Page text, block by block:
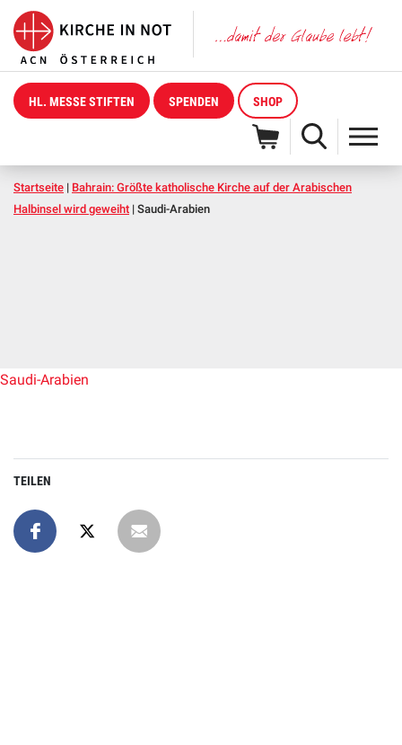
HL. MESSE STIFTEN SPENDEN SHOP
Startseite | Bahrain: Größte katholische Kirche auf der Arabischen
Halbinsel wird geweiht | Saudi-Arabien
Saudi-Arabien
TEILEN